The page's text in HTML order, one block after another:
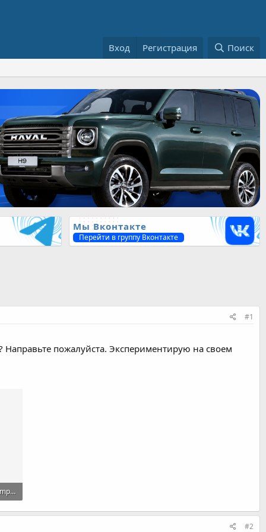
Вход Регистрация Поиск
Мы Вконтакте
Перейти в группу Вконтакте
#1
Направьте пожалуйста. Экспериментирую на своем
WinOLS (Skoda Octavia (Importierted Version) - 381469).rar
#2